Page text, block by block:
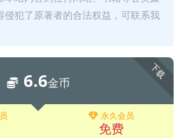
侵犯了原著者的合法权益，可联系我
下载
6.6金币
永久会员
免费